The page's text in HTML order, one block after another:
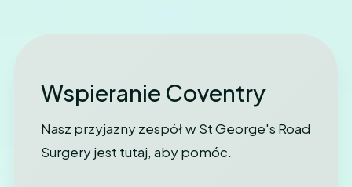
Wspieranie Coventry
Nasz przyjazny zespół w St George's Road
Surgery jest tutaj, aby pomóc.